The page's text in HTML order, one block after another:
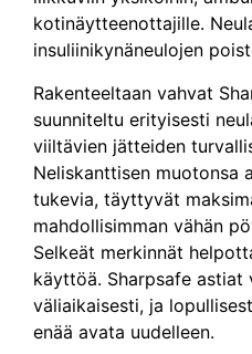
kotinäytteenottajille.
insuliinikynäneulojen
Rakenteeltaan vahvat
suunniteltu erityisesti
viiltävien jätteiden
Neliskanttisen muotonsa
tukevia, täyttyvät
mahdollisimman vähän
Selkeät merkinnät
käyttöä. Sharpsafe astiat
väliaikaisesti, ja
enää avata uudelleen.